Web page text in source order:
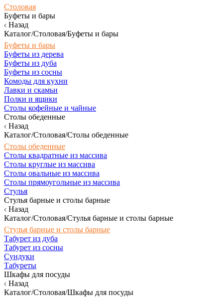
Столовая
Буфеты и бары
Назад
Каталог/Столовая/Буфеты и бары
Буфеты и бары
Буфеты из дерева
Буфеты из дуба
Буфеты из сосны
Комоды для кухни
Лавки и скамьи
Полки и ящики
Столы кофейные и чайные
Столы обеденные
Назад
Каталог/Столовая/Столы обеденные
Столы обеденные
Столы квадратные из массива
Столы круглые из массива
Столы овальные из массива
Столы прямоугольные из массива
Стулья
Стулья барные и столы барные
Назад
Каталог/Столовая/Стулья барные и столы барные
Стулья барные и столы барные
Табурет из дуба
Табурет из сосны
Сундуки
Табуреты
Шкафы для посуды
Назад
Каталог/Столовая/Шкафы для посуды